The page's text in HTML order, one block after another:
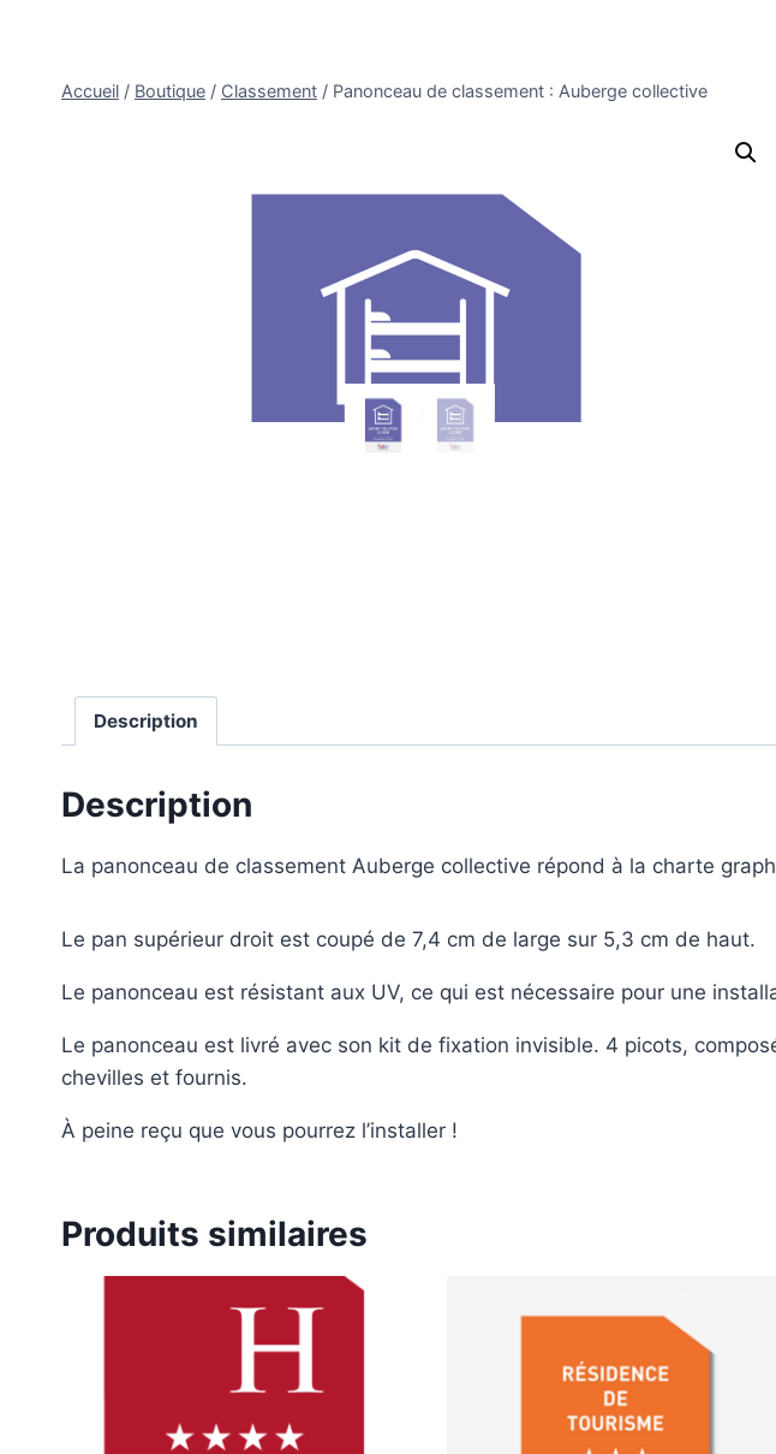
contenuAccueil / Boutique / Classement / Panonceau de classement : Auberge collective
Description
Description
La panonceau de classement Auberge collective répond à la charte
Le pan supérieur droit est coupé de 7,4 cm de large sur 5,3 cm de haut.
Le panonceau est résistant aux UV, ce qui est nécessaire pour une
Le panonceau est livré avec son kit de fixation invisible. 4 picots,
chevilles et fournis.
À peine reçu que vous pourrez l’installer !
Produits similaires